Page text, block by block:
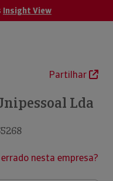
Insight View
Partilhar
Lda
nesta empresa?